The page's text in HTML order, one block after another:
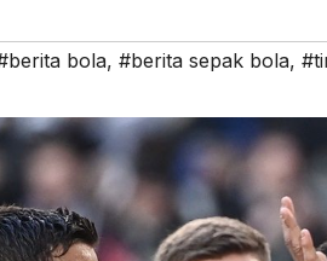
bola, #berita sepak bola,